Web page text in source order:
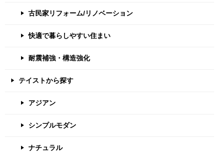
古民家リフォーム/リノベーション
快適で暮らしやすい住まい
耐震補強・構造強化
テイストから探す
アジアン
シンプルモダン
ナチュラル